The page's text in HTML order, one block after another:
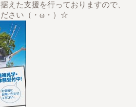
えた支援を行っておりますので、
さい（・ω・）☆